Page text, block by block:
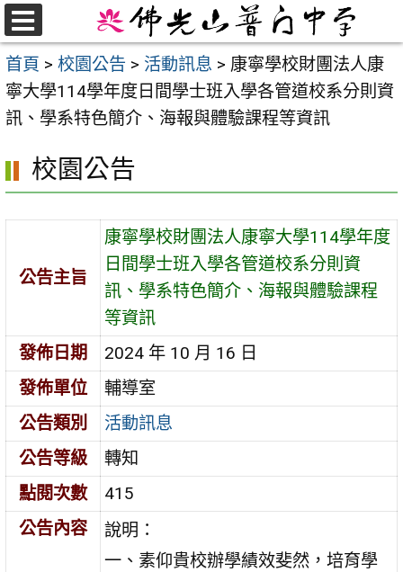
跳
至
主
要
內
首頁 > 校園公告 > 活動訊息 > 康寧學校財團法人康
寧大學114學年度日間學士班入學各管道校系分則資
訊、學系特色簡介、海報與體驗課程等資訊
校園公告
公告主旨
康寧學校財團法人康寧大學114學年度
日間學士班入學各管道校系分則資
訊、學系特色簡介、海報與體驗課程
等資訊
發佈日期
2024 年 10 月 16 日
發佈單位
輔導室
公告類別
活動訊息
公告等級
轉知
點閱次數
415
公告內容
說明：
一、素仰貴校辦學績效斐然，培育學
選
單